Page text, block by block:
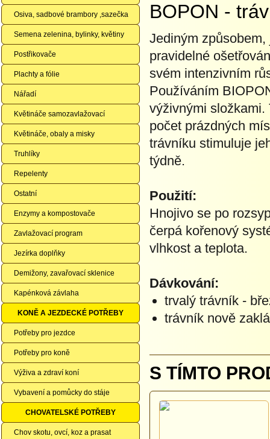
Osiva, sadbové brambory ,sazečka
Semena zelenina, bylinky, květiny
Postřikovače
Plachty a fólie
Nářadí
Květináče samozavlažovací
Květináče, obaly a misky
Truhlíky
Repelenty
Ostatní
Enzymy a kompostovače
Zavlažovací program
Jezírka doplňky
Demižony, zavařovací sklenice
Kapénková závlaha
KONĚ A JEZDECKÉ POTŘEBY
Potřeby pro jezdce
Potřeby pro koně
Výživa a zdraví koní
Vybavení a pomůcky do stáje
CHOVATELSKÉ POTŘEBY
Chov skotu, ovcí, koz a prasat
BOPON -
Jediným
pravidelné
svém intenzivním
Používáním
výživnými
počet prázdných
trávníku stimuluje
týdně.
Použití:
Hnojivo se po
čerpá kořenový
vlhkost a teplota.
Dávkování:
trvalý trávník -
trávník nově
S TÍMTO